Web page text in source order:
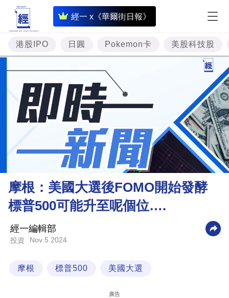
經一 x《華爾街日報》
即
時
財
經
專
題
投
資
樓
市
財
商
科
港股IPO 日圓 Pokemon卡 美股科技股
摩根：美國大選後FOMO開始發酵
標普500可能升至呢個位….
經一編輯部
投資 Nov 5 2024
摩根 標普500 美國大選
廣告